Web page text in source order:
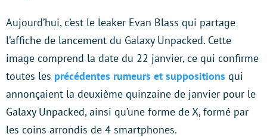
Aujourd’hui, c’est le leaker Evan Blass qui partage
l’affiche de lancement du Galaxy Unpacked. Cette
image comprend la date du 22 janvier, ce qui confirme
toutes les précédentes rumeurs et suppositions qui
annonçaient la deuxième quinzaine de janvier pour le
Galaxy Unpacked, ainsi qu’une forme de X, formé par
les coins arrondis de 4 smartphones.